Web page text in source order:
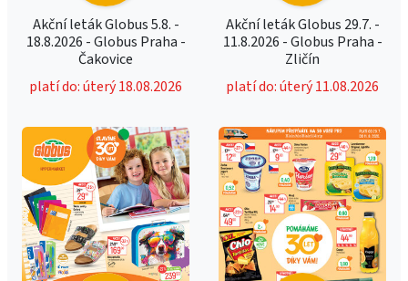
Akční leták Globus 5.8. -
18.8.2026 - Globus Praha -
Čakovice
platí do: úterý 18.08.2026
Akční leták Globus 29.7. -
11.8.2026 - Globus Praha -
Zličín
platí do: úterý 11.08.2026